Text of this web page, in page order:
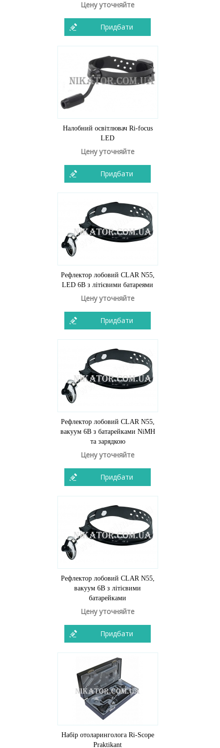
Цену уточняйте
Придбати
Налобний освітлювач Ri-focus
LED
Цену уточняйте
Придбати
Рефлектор лобовий CLAR N55,
LED 6В з літієвими батареями
Цену уточняйте
Придбати
Рефлектор лобовий CLAR N55,
вакуум 6В з батарейками NiMH
та зарядкою
Цену уточняйте
Придбати
Рефлектор лобовий CLAR N55,
вакуум 6В з літієвими
батарейками
Цену уточняйте
Придбати
Набір отоларинголога Ri-Scope
Praktikant